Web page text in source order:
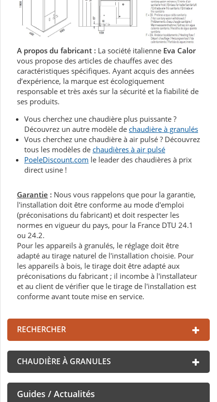
A propos du fabricant : La société italienne Eva Calor
vous propose des articles de chauffes avec des
caractéristiques spécifiques. Ayant acquis des années
d’expérience, la marque est écologiquement
responsable et très axés sur la sécurité et la fiabilité de
ses produits.
Vous cherchez une chaudière plus puissante ?
Découvrez un autre modèle de chaudière à granulés
Vous cherchez une chaudière à air pulsé ? Découvrez
tous les modèles de chaudières à air pulsé
PoeleDiscount.com le leader des chaudières à prix
direct usine !
Garantie : Nous vous rappelons que pour la garantie,
l'installation doit être conforme au mode d'emploi
(préconisations du fabricant) et doit respecter les
normes en vigueur du pays, pour la France DTU 24.1
ou 24.2.
Pour les appareils à granulés, le réglage doit être
adapté au tirage naturel de l'installation choisie. Pour
les appareils à bois, le tirage doit être adapté aux
préconisations du fabricant ; il incombe à l'installateur
et au client de vérifier que le tirage de l'installation est
conforme avant toute mise en service.
RECHERCHER
CHAUDIÈRE À GRANULES
Guides / Actualités